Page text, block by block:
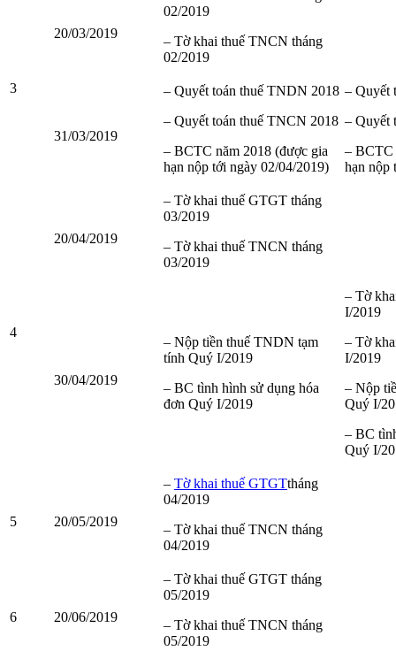
3
20/03/2019
02/2019
– Tờ khai thuế TNCN tháng
02/2019
31/03/2019
– Quyết toán thuế TNDN 2018
– Quyết toán thuế TNCN 2018
– BCTC năm 2018 (được gia
hạn nộp tới ngày 02/04/2019)
– Quyết
– Quyết
– BCTC
hạn nộp
4
20/04/2019
– Tờ khai thuế GTGT tháng
03/2019
– Tờ khai thuế TNCN tháng
03/2019
30/04/2019
– Nộp tiền thuế TNDN tạm
tính Quý I/2019
– BC tình hình sử dụng hóa
đơn Quý I/2019
– Tờ
I/2019
– Tờ
I/2019
– Nộp
Quý I/
– BC
Quý I/
5 20/05/2019
– Tờ khai thuế GTGTtháng
04/2019
– Tờ khai thuế TNCN tháng
04/2019
6 20/06/2019
– Tờ khai thuế GTGT tháng
05/2019
– Tờ khai thuế TNCN tháng
05/2019